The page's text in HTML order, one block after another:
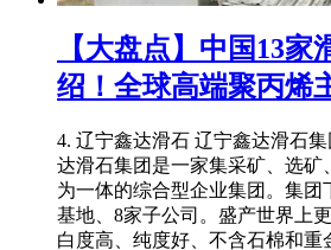
【大盘点】中国13家
绍！全球高端聚丙烯
4. 辽宁鑫达滑石 辽宁鑫达滑石
达滑石集团是一家集采矿、选矿
为一体的综合型企业集团。集团
基地、8家子公司。盛产世界上
白度高、纯度好、不含石棉和重